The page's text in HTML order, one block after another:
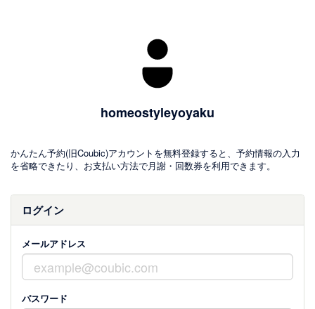
homeostyleyoyaku
かんたん予約(旧Coubic)アカウントを無料登録すると、予約情報の入力
を省略できたり、お支払い方法で月謝・回数券を利用できます。
ログイン
メールアドレス
パスワード